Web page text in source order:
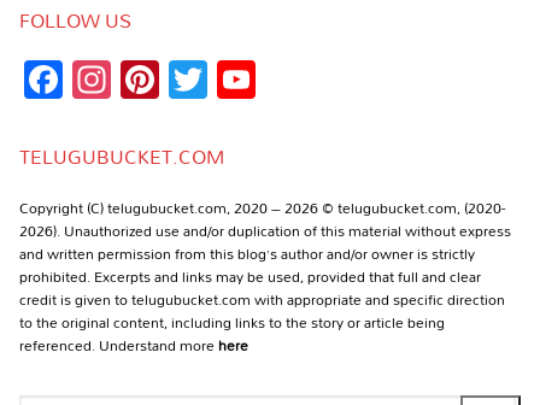
FOLLOW US
Facebook
Instagram
Pinterest
Twitter
TELUGUBUCKET.COM
Copyright (C) telugubucket.com, 2020 – 2026 © telugubucket.com, (2020-
2026). Unauthorized use and/or duplication of this material without express
and written permission from this blog’s author and/or owner is strictly
prohibited. Excerpts and links may be used, provided that full and clear
credit is given to telugubucket.com with appropriate and specific direction
to the original content, including links to the story or article being
referenced. Understand morehere